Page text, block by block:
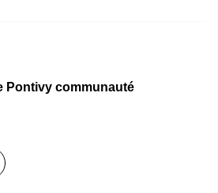
Pontivy communauté